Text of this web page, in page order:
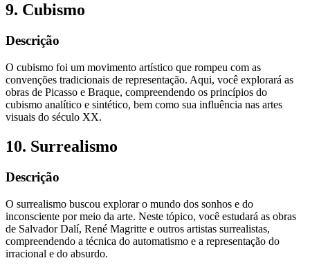
9. Cubismo
Descrição
O cubismo foi um movimento artístico que rompeu com as
convenções tradicionais de representação. Aqui, você explorará as
obras de Picasso e Braque, compreendendo os princípios do
cubismo analítico e sintético, bem como sua influência nas artes
visuais do século XX.
10. Surrealismo
Descrição
O surrealismo buscou explorar o mundo dos sonhos e do
inconsciente por meio da arte. Neste tópico, você estudará as obras
de Salvador Dalí, René Magritte e outros artistas surrealistas,
compreendendo a técnica do automatismo e a representação do
irracional e do absurdo.